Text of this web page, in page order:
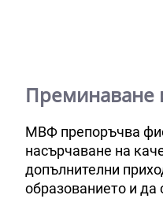
Преминаване
МВФ препоръчва
насърчаване на
допълнителни
образованието и да